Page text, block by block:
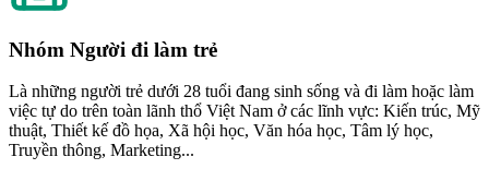
Nhóm Người đi làm trẻ
Là những người trẻ dưới 28 tuổi đang sinh sống và đi làm hoặc làm
việc tự do trên toàn lãnh thổ Việt Nam ở các lĩnh vực: Kiến trúc, Mỹ
thuật, Thiết kế đồ họa, Xã hội học, Văn hóa học, Tâm lý học,
Truyền thông, Marketing...